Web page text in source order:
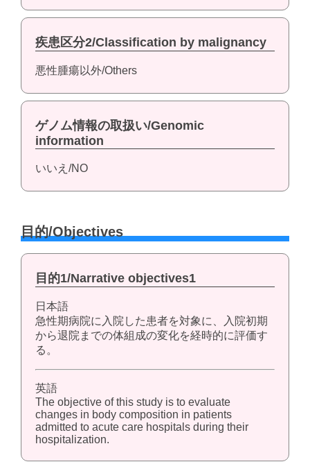
疾患区分2/Classification by malignancy
悪性腫瘍以外/Others
ゲノム情報の取扱い/Genomic
information
いいえ/NO
目的/Objectives
目的1/Narrative objectives1
日本語
急性期病院に入院した患者を対象に、入院初期
から退院までの体組成の変化を経時的に評価す
る。
英語
The objective of this study is to evaluate
changes in body composition in patients
admitted to acute care hospitals during their
hospitalization.